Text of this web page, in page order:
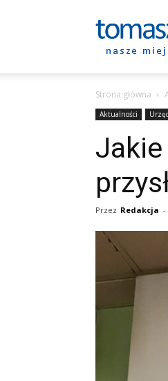
Mazowiecki
–
portal
Strona główna
Aktualności
Przez Redakcja -